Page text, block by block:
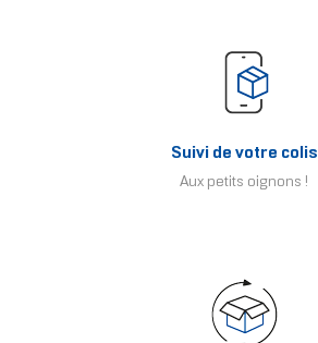
Suivi de votre colis
Aux petits oignons !